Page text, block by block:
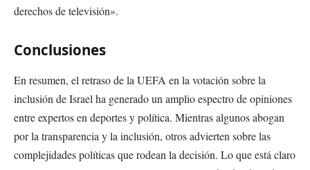
derechos de televisión».
Conclusiones
En resumen, el retraso de la UEFA en la votación sobre la
inclusión de Israel ha generado un amplio espectro de opiniones
entre expertos en deportes y política. Mientras algunos abogan
por la transparencia y la inclusión, otros advierten sobre las
complejidades políticas que rodean la decisión. Lo que está claro